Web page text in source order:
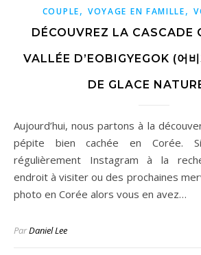
COUPLE, VOYAGE EN FAMILLE,
DÉCOUVREZ LA CASCADE
VALLÉE D’EOBIGYEGOK (어
DE GLACE
Aujourd’hui, nous partons à la découverte d’une incroyable
pépite bien cachée en Corée.
régulièrement Instagram à la
endroit à visiter ou des prochaines
photo en Corée alors vous en avez…
ParDaniel Lee